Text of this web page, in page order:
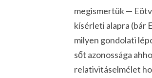
megismertük —
kísérleti alapra (bár
milyen gondolati
sőt azonossága
relativitáselmélet